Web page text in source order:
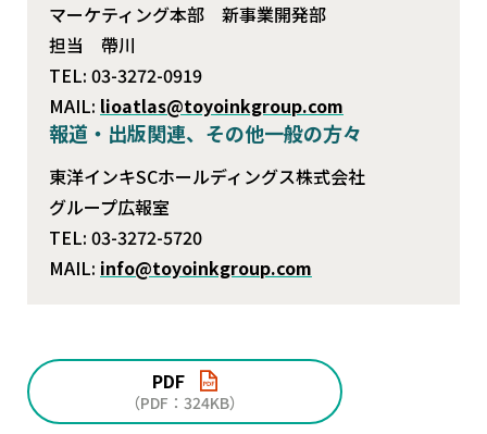
マーケティング本部 新事業開発部
担当 帶川
TEL: 03-3272-0919
MAIL: lioatlas@toyoinkgroup.com
報道・出版関連、その他一般の方々
東洋インキSCホールディングス株式会社
グループ広報室
TEL: 03-3272-5720
MAIL: info@toyoinkgroup.com
PDF
（PDF：324KB）